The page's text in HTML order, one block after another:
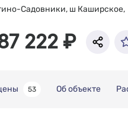
Садовники, ш Каширское,
222 ₽
53 Об объекте